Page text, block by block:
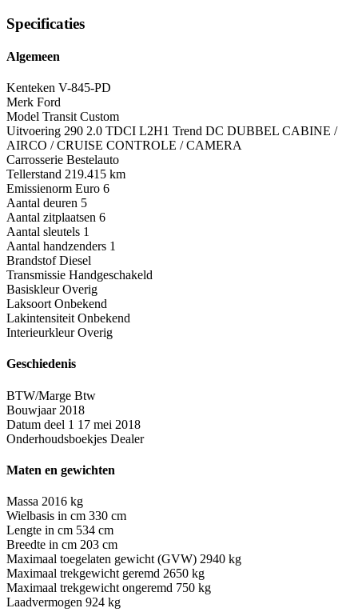
Specificaties
Algemeen
Kenteken V-845-PD
Merk Ford
Model Transit Custom
Uitvoering 290 2.0 TDCI L2H1 Trend DC DUBBEL CABINE /
AIRCO / CRUISE CONTROLE / CAMERA
Carrosserie Bestelauto
Tellerstand 219.415 km
Emissienorm Euro 6
Aantal deuren 5
Aantal zitplaatsen 6
Aantal sleutels 1
Aantal handzenders 1
Brandstof Diesel
Transmissie Handgeschakeld
Basiskleur Overig
Laksoort Onbekend
Lakintensiteit Onbekend
Interieurkleur Overig
Geschiedenis
BTW/Marge Btw
Bouwjaar 2018
Datum deel 1 17 mei 2018
Onderhoudsboekjes Dealer
Maten en gewichten
Massa 2016 kg
Wielbasis in cm 330 cm
Lengte in cm 534 cm
Breedte in cm 203 cm
Maximaal toegelaten gewicht (GVW) 2940 kg
Maximaal trekgewicht geremd 2650 kg
Maximaal trekgewicht ongeremd 750 kg
Laadvermogen 924 kg